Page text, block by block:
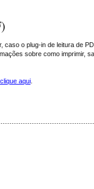
o plug-in de leitura de
sobre como imprimir,
clique aqui.